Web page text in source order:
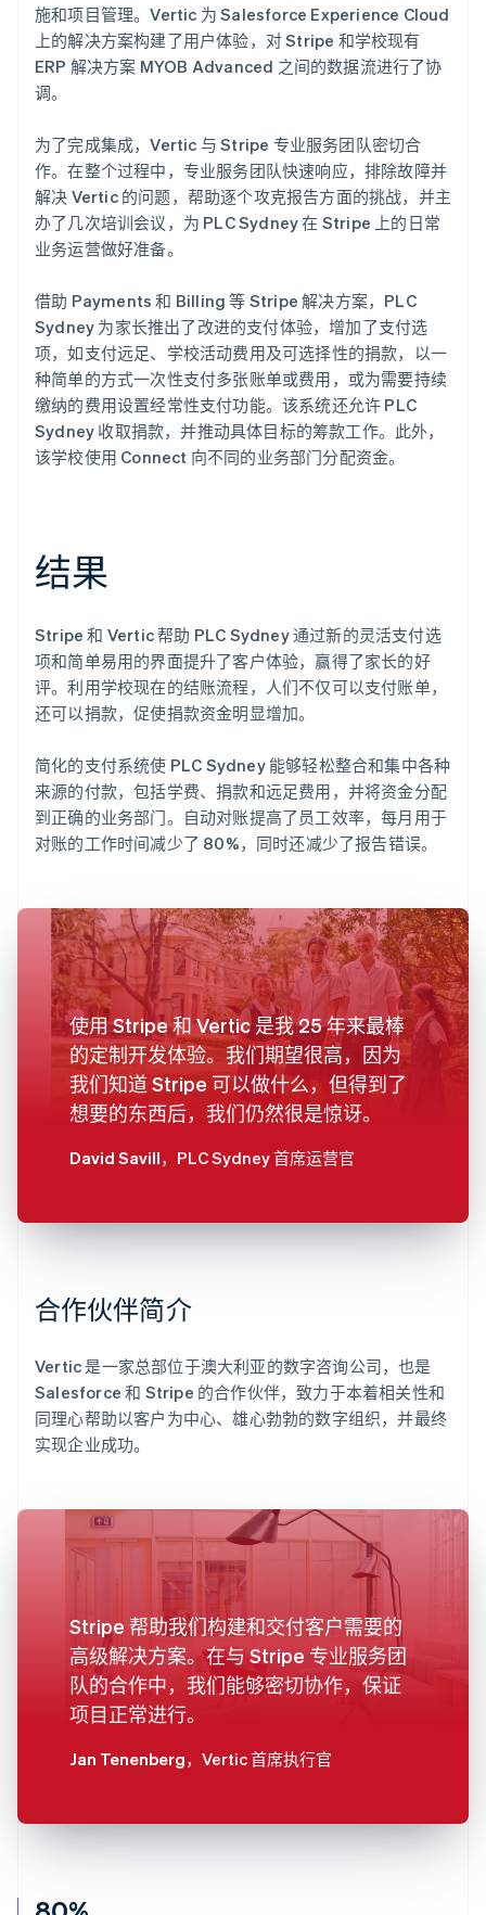
施和项目管理。Vertic 为 Salesforce Experience Cloud
上的解决方案构建了用户体验，对 Stripe 和学校现有
ERP 解决方案 MYOB Advanced 之间的数据流进行了协
调。
为了完成集成，Vertic 与 Stripe 专业服务团队密切合
作。在整个过程中，专业服务团队快速响应，排除故障并
解决 Vertic 的问题，帮助逐个攻克报告方面的挑战，并主
办了几次培训会议，为 PLC Sydney 在 Stripe 上的日常
业务运营做好准备。
借助 Payments 和 Billing 等 Stripe 解决方案，PLC
Sydney 为家长推出了改进的支付体验，增加了支付选
项，如支付远足、学校活动费用及可选择性的捐款，以一
种简单的方式一次性支付多张账单或费用，或为需要持续
缴纳的费用设置经常性支付功能。该系统还允许 PLC
Sydney 收取捐款，并推动具体目标的筹款工作。此外，
该学校使用 Connect 向不同的业务部门分配资金。
结果
Stripe 和 Vertic 帮助 PLC Sydney 通过新的灵活支付选
项和简单易用的界面提升了客户体验，赢得了家长的好
评。利用学校现在的结账流程，人们不仅可以支付账单，
还可以捐款，促使捐款资金明显增加。
简化的支付系统使 PLC Sydney 能够轻松整合和集中各种
来源的付款，包括学费、捐款和远足费用，并将资金分配
到正确的业务部门。自动对账提高了员工效率，每月用于
对账的工作时间减少了 80%，同时还减少了报告错误。
使用 Stripe 和 Vertic 是我 25 年来最棒
的定制开发体验。我们期望很高，因为
我们知道 Stripe 可以做什么，但得到了
想要的东西后，我们仍然很是惊讶。
David Savill，PLC Sydney 首席运营官
合作伙伴简介
Vertic 是一家总部位于澳大利亚的数字咨询公司，也是
Salesforce 和 Stripe 的合作伙伴，致力于本着相关性和
同理心帮助以客户为中心、雄心勃勃的数字组织，并最终
实现企业成功。
Stripe 帮助我们构建和交付客户需要的
高级解决方案。在与 Stripe 专业服务团
队的合作中，我们能够密切协作，保证
项目正常进行。
Jan Tenenberg，Vertic 首席执行官